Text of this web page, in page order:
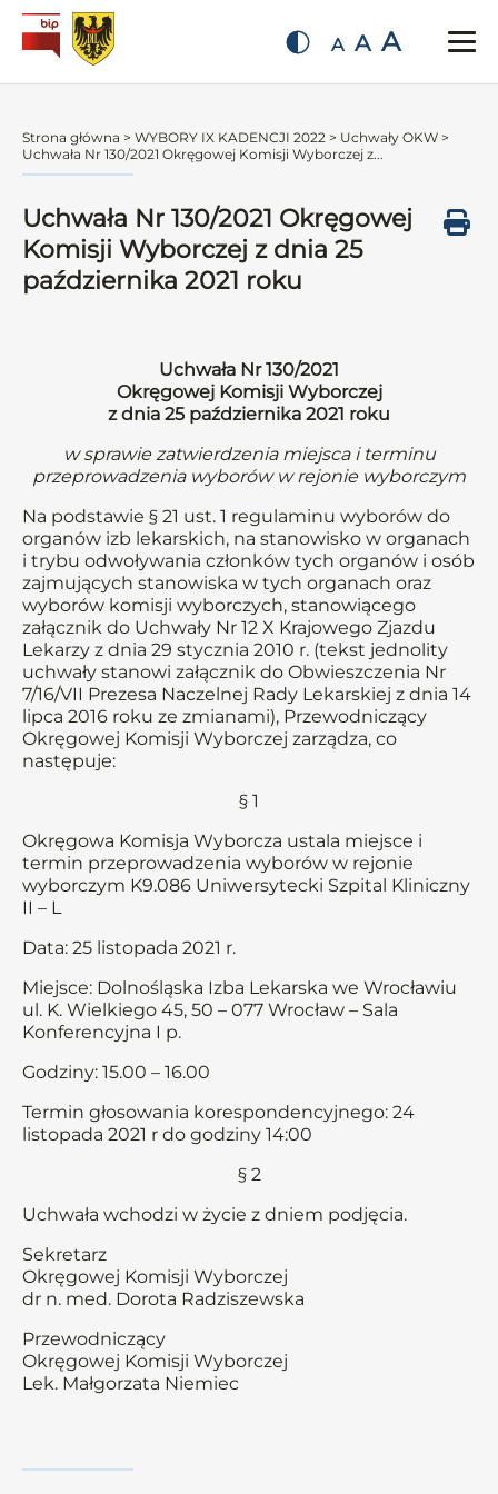
A A A
Strona główna > WYBORY IX KADENCJI 2022 > Uchwały OKW >
Uchwała Nr 130/2021 Okręgowej Komisji Wyborczej z...
Uchwała Nr 130/2021 Okręgowej
Komisji Wyborczej z dnia 25
października 2021 roku
Uchwała Nr 130/2021
Okręgowej Komisji Wyborczej
z dnia 25 października 2021 roku
w sprawie zatwierdzenia miejsca i terminu
przeprowadzenia wyborów w rejonie wyborczym
Na podstawie § 21 ust. 1 regulaminu wyborów do
organów izb lekarskich, na stanowisko w organach
i trybu odwoływania członków tych organów i osób
zajmujących stanowiska w tych organach oraz
wyborów komisji wyborczych, stanowiącego
załącznik do Uchwały Nr 12 X Krajowego Zjazdu
Lekarzy z dnia 29 stycznia 2010 r. (tekst jednolity
uchwały stanowi załącznik do Obwieszczenia Nr
7/16/VII Prezesa Naczelnej Rady Lekarskiej z dnia 14
lipca 2016 roku ze zmianami), Przewodniczący
Okręgowej Komisji Wyborczej zarządza, co
następuje:
§ 1
Okręgowa Komisja Wyborcza ustala miejsce i
termin przeprowadzenia wyborów w rejonie
wyborczym K9.086 Uniwersytecki Szpital Kliniczny
II – L
Data: 25 listopada 2021 r.
Miejsce: Dolnośląska Izba Lekarska we Wrocławiu
ul. K. Wielkiego 45, 50 – 077 Wrocław – Sala
Konferencyjna I p.
Godziny: 15.00 – 16.00
Termin głosowania korespondencyjnego: 24
listopada 2021 r do godziny 14:00
§ 2
Uchwała wchodzi w życie z dniem podjęcia.
Sekretarz
Okręgowej Komisji Wyborczej
dr n. med. Dorota Radziszewska
Przewodniczący
Okręgowej Komisji Wyborczej
Lek. Małgorzata Niemiec